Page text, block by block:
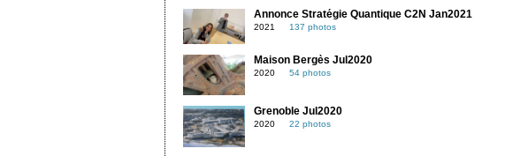
Annonce Stratégie Quantique C2N Jan2021
2021 137 photos
Maison Bergès Jul2020
2020 54 photos
Grenoble Jul2020
2020 22 photos